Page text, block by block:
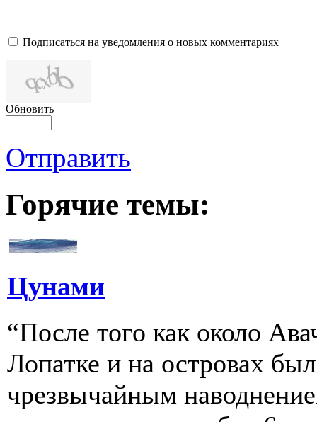
Подписаться на уведомления о новых комментариях
Обновить
Отправить
Горячие темы:
Цунами
“После того как около
Лопатке и на островах
чрезвычайным